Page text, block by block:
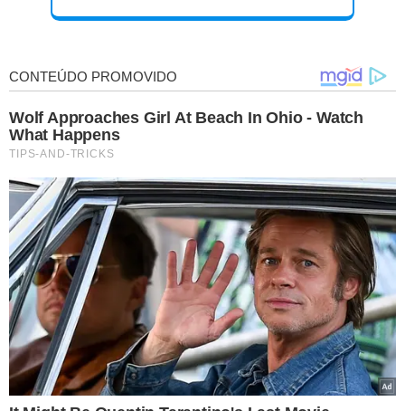
DE QUALIDADE?
1. Confira a lista de ingredientes
Os melhores chocolates costumam ter poucos
ingredientes, como massa de cacau, manteiga de cacau e
açúcar. Quanto menor a lista e mais naturais forem os
componentes, melhor.